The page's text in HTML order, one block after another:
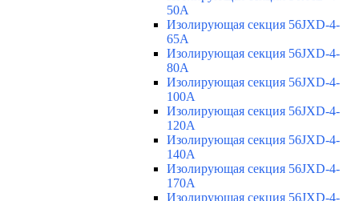
50A
Изолирующая секция 56JXD-4-
65A
Изолирующая секция 56JXD-4-
80A
Изолирующая секция 56JXD-4-
100A
Изолирующая секция 56JXD-4-
120A
Изолирующая секция 56JXD-4-
140A
Изолирующая секция 56JXD-4-
170A
Изолирующая секция 56JXD-4-